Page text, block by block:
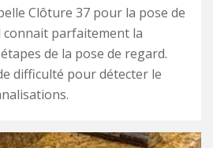
Clôture 37 pour la pose de
connait parfaitement la
de la pose de regard.
difficulté pour détecter le